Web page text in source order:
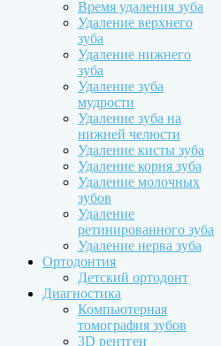
Время удаления зуба
Удаление верхнего
зуба
Удаление нижнего
зуба
Удаление зуба
мудрости
Удаление зуба на
нижней челюсти
Удаление кисты зуба
Удаление корня зуба
Удаление молочных
зубов
Удаление
ретинированного зуба
Удаление нерва зуба
Ортодонтия
Детский ортодонт
Диагностика
Компьютерная
томография зубов
3D рентген